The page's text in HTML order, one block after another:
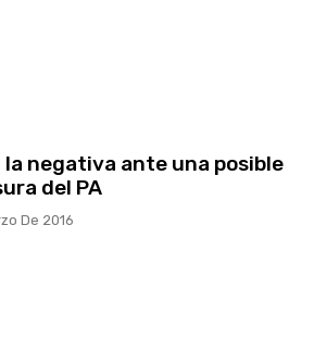
la negativa ante una posible
del PA
De 2016